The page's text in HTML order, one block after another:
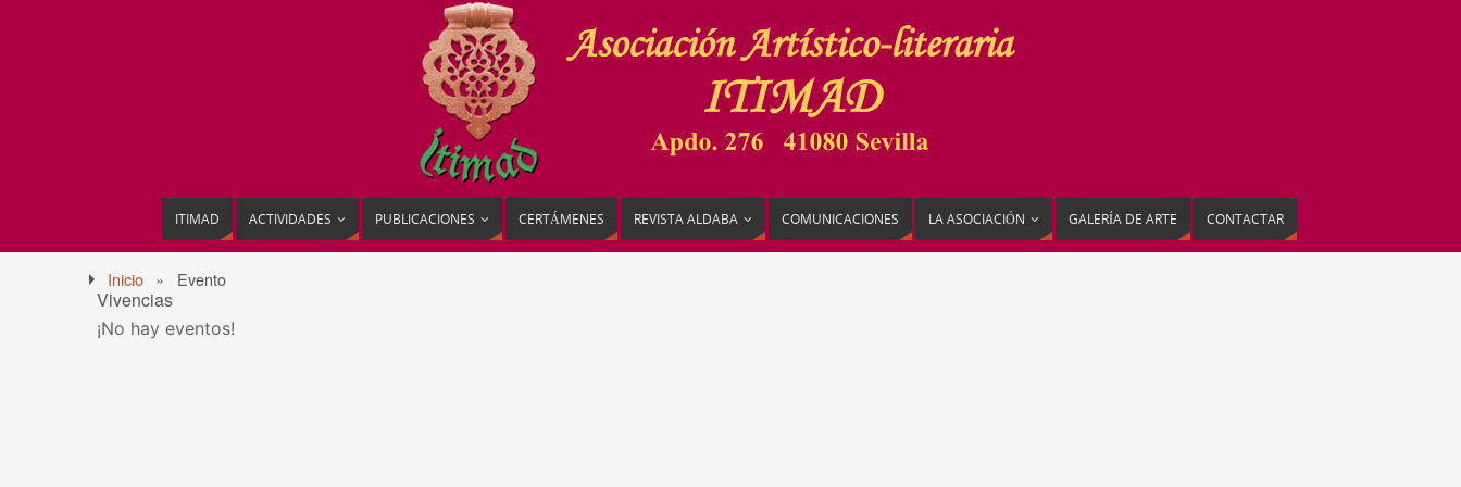
ITIMAD ACTIVIDADES PUBLICACIONES CERTÁMENES REVISTA ALDABA COMUNICACIONES LA ASOCIACIÓN GALERÍA DE ARTE CONTACTAR
Inicio » Evento
Vivencias
¡No hay eventos!